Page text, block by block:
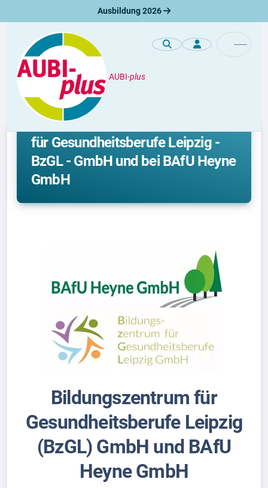
Ausbildung 2026
AUBI-plus
Premiumprofile
Ausbildung im Bildungszentrum
für Gesundheitsberufe Leipzig -
BzGL - GmbH und bei BAfU Heyne
GmbH
Bildungszentrum für
Gesundheitsberufe Leipzig
(BzGL) GmbH und BAfU
Heyne GmbH